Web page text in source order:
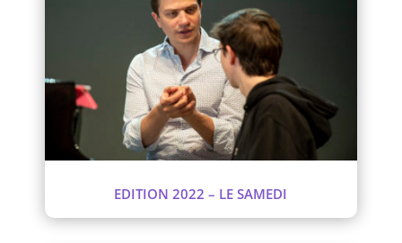
EDITION 2022 – LE SAMEDI